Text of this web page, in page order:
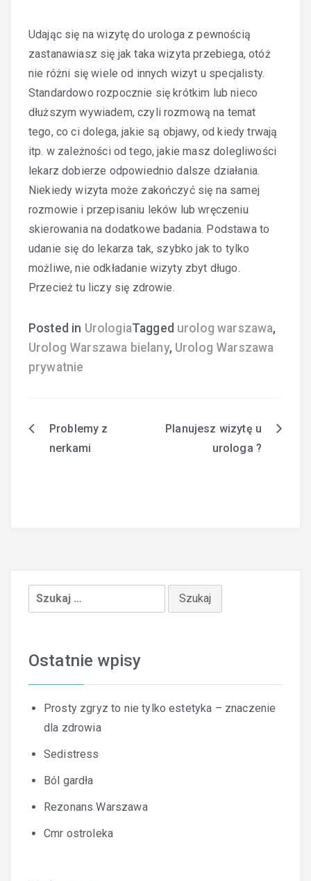
Udając się na wizytę do urologa z pewnością
zastanawiasz się jak taka wizyta przebiega, otóż
nie różni się wiele od innych wizyt u specjalisty.
Standardowo rozpocznie się krótkim lub nieco
dłuższym wywiadem, czyli rozmową na temat
tego, co ci dolega, jakie są objawy, od kiedy trwają
itp. w zależności od tego, jakie masz dolegliwości
lekarz dobierze odpowiednio dalsze działania.
Niekiedy wizyta może zakończyć się na samej
rozmowie i przepisaniu leków lub wręczeniu
skierowania na dodatkowe badania. Podstawa to
udanie się do lekarza tak, szybko jak to tylko
możliwe, nie odkładanie wizyty zbyt długo.
Przecież tu liczy się zdrowie.
Posted in UrologiaTagged urolog warszawa,
Urolog Warszawa bielany, Urolog Warszawa
prywatnie
Nawigacja
Problemy z
nerkami
Planujesz wizytę u
urologa ?
Szukaj:
Ostatnie wpisy
Prosty zgryz to nie tylko estetyka – znaczenie
dla zdrowia
Sedistress
Ból gardła
Rezonans Warszawa
Cmr ostroleka